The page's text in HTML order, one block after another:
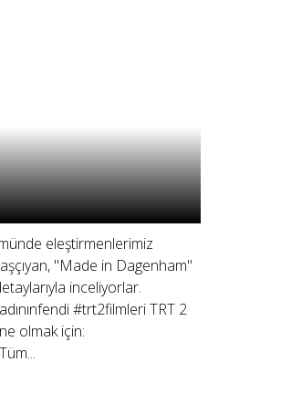
eleştirmenlerimiz
"Made in Dagenham"
inceliyorlar.
#trt2filmleri TRT 2
olmak için: